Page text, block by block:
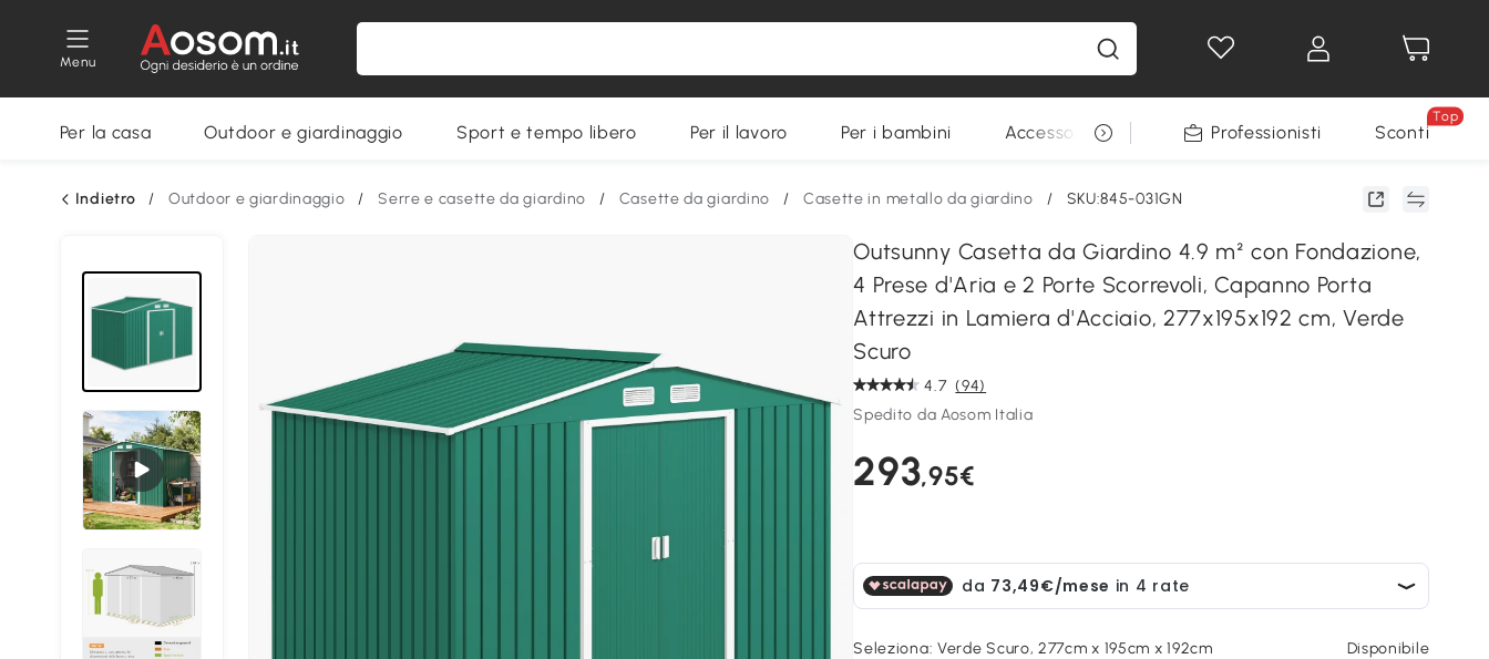
Menu
Per la casa Outdoor e giardinaggio Sport e tempo libero Per il lavoro Per i bambini Accessori per animali Professionisti Sconti
Top
Indietro / Outdoor e giardinaggio / Serre e casette da giardino / Casette da giardino / Casette in metallo da giardino / SKU:845-031GN
Outsunny Casetta da Giardino 4.9 m² con Fondazione,
4 Prese d'Aria e 2 Porte Scorrevoli, Capanno Porta
Attrezzi in Lamiera d'Acciaio, 277x195x192 cm, Verde
Scuro
4.7 (94)
Spedito da Aosom Italia
293,95€
Seleziona: Verde Scuro, 277cm x 195cm x 192cm Disponibile